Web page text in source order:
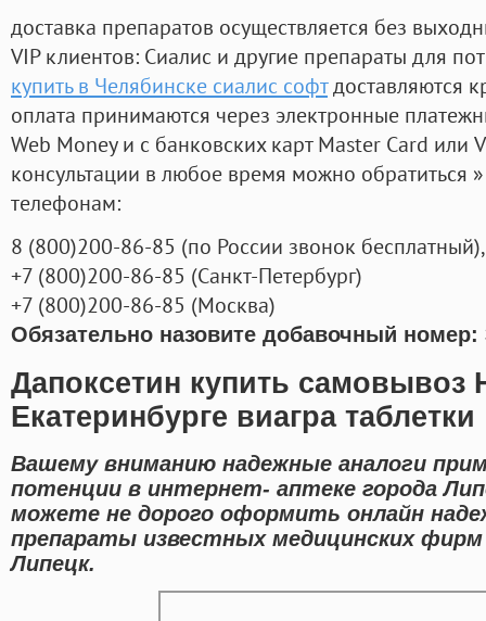
доставка препаратов осуществляется без
VIP клиентов: Сиалис и другие препараты для
купить в Челябинске сиалис софтдоставляются
оплата принимаются через электронные
Web Money и с банковских карт Master Card или
консультации в любое время можно обратиться
телефонам:
8 (800)200-86-85 (по России звонок бесплатный),
+7 (800)200-86-85 (Санкт-Петербург)
+7 (800)200-86-85 (Москва)
Обязательно назовите добавочный номер:
Дапоксетин купить самовывоз
Екатеринбурге виагра таблетки
Вашему вниманию надежные аналоги
потенции в интернет- аптеке города
можете не дорого оформить онлайн
препараты известных медицинских фирм
Липецк.